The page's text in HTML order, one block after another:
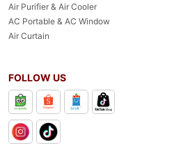
Air Purifier & Air Cooler
AC Portable & AC Window
Air Curtain
FOLLOW US